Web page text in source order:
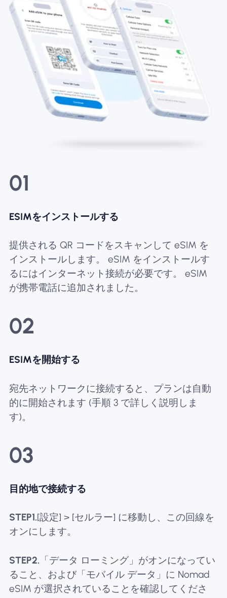
01
ESIMをインストールする
提供される QR コードをスキャンして eSIM を
インストールします。 eSIM をインストールす
るにはインターネット接続が必要です。 eSIM
が携帯電話に追加されました。
02
ESIMを開始する
宛先ネットワークに接続すると、プランは自動
的に開始されます (手順 3 で詳しく説明しま
す)。
03
目的地で接続する
STEP1.[設定] > [セルラー] に移動し、この回線を
オンにします。
STEP2. 「データ ローミング」がオンになってい
ること、および「モバイル データ」に Nomad
eSIM が選択されていることを確認してくださ